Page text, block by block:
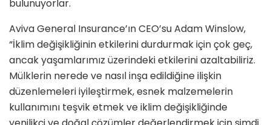
bulunuyorlar.
Aviva General Insurance’ın CEO’su Adam Winslow,
“İklim değişikliğinin etkilerini durdurmak için çok geç,
ancak yaşamlarımız üzerindeki etkilerini azaltabiliriz.
Mülklerin nerede ve nasıl inşa edildiğine ilişkin
düzenlemeleri iyileştirmek, esnek malzemelerin
kullanımını teşvik etmek ve iklim değişikliğinde